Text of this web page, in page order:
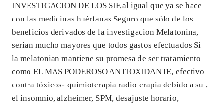
INVESTIGACION DE LOS SIF,al igual que ya se hace
con las medicinas huérfanas.Seguro que sólo de los
beneficios derivados de la investigacion Melatonina,
serían mucho mayores que todos gastos efectuados.Si
la melatonian mantiene su promesa de ser tratamiento
como EL MAS PODEROSO ANTIOXIDANTE, efectivo
contra tóxicos- quimioterapia radioterapia debido a su ,
el insomnio, alzheimer, SPM, desajuste horario,